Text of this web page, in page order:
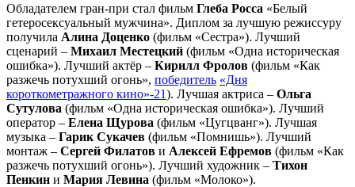
Обладателем гран-при стал фильм Глеба Росса «Белый
гетеросексуальный мужчина». Диплом за лучшую режиссуру
получила Алина Доценко (фильм «Сестра»). Лучший
сценарий – Михаил Местецкий (фильм «Одна историческая
ошибка»). Лучший актёр – Кирилл Фролов (фильм «Как
разжечь потухший огонь», победитель «Дня
короткометражного кино»-21). Лучшая актриса – Ольга
Сутулова (фильм «Одна историческая ошибка»). Лучший
оператор – Елена Щурова (фильм «Цугцванг»). Лучшая
музыка – Гарик Сукачев (фильм «Помнишь»). Лучший
монтаж – Сергей Филатов и Алексей Ефремов (фильм «Как
разжечь потухший огонь»). Лучший художник – Тихон
Пенкин и Мария Левина (фильм «Молоко»).